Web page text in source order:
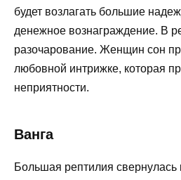
будет возлагать большие
денежное вознаграждение. В
разочарование. Женщин сон
любовной интрижке, которая
неприятности.
Ванга
Большая рептилия